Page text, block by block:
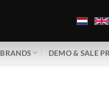
BRANDS DEMO & SALE